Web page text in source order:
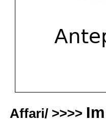
Affari/ >>>>